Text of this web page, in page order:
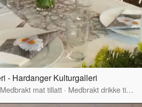
- Hardanger Kulturgalleri
Medbrakt mat tillatt · Medbrakt drikke tillatt